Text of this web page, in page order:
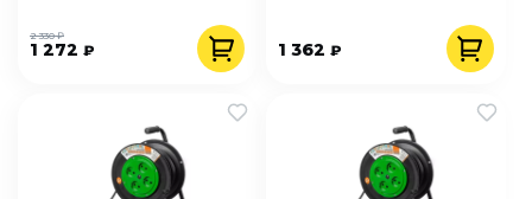
1 272 ₽
2 330 ₽
1 362₽